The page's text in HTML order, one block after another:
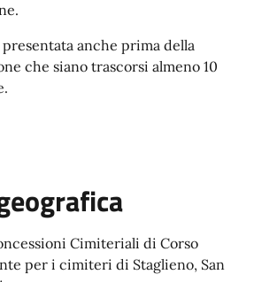
presentata anche prima della
che siano trascorsi almeno 10
Cimiteriali di Corso
per i cimiteri di Staglieno, San